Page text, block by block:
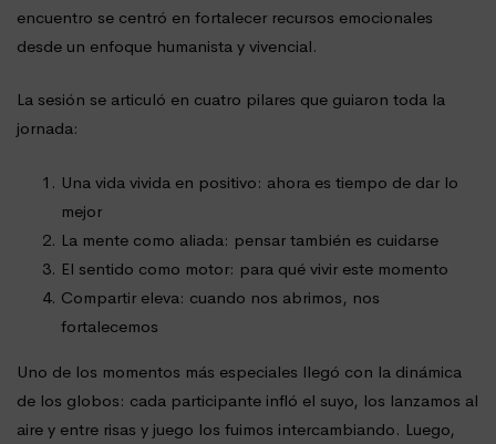
encuentro se centró en fortalecer recursos emocionales
desde un enfoque humanista y vivencial.
La sesión se articuló en cuatro pilares que guiaron toda la
jornada:
Una vida vivida en positivo: ahora es tiempo de dar lo
mejor
La mente como aliada: pensar también es cuidarse
El sentido como motor: para qué vivir este momento
Compartir eleva: cuando nos abrimos, nos
fortalecemos
Uno de los momentos más especiales llegó con la dinámica
de los globos: cada participante infló el suyo, los lanzamos al
aire y entre risas y juego los fuimos intercambiando. Luego,